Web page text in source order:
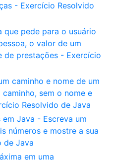
- Exercício Resolvido
que pede para o usuário
o valor de um
de prestações - Exercício
caminho e nome de um
sem o nome e
Resolvido de Java
Java - Escreva um
números e mostre a sua
de Java
em uma